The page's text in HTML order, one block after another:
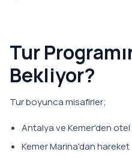
Tur
Bekliyor?
Tur boyunca misafirler;
Antalya ve Kemer'den
Kemer Marina'dan hareket